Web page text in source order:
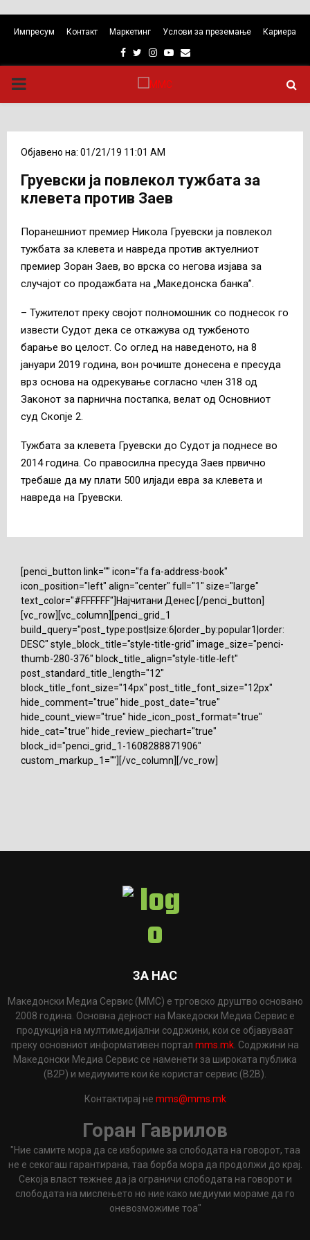
Импресум Контакт Маркетинг Услови за преземање Кариера
Facebook
TwitterInstagram
Youtube
Email
PRIMARY
Објавено на: 01/21/19 11:01 AM
Груевски ја повлекол тужбата за
клевета против Заев
Поранешниот премиер Никола Груевски ја повлекол
тужбата за клевета и навреда против актуелниот
премиер Зоран Заев, во врска со негова изјава за
случајот со продажбата на „Македонска банка”.
– Тужителот преку својот полномошник со поднесок го
извести Судот дека се откажува од тужбеното
барање во целост. Со оглед на наведеното, на 8
јануари 2019 година, вон рочиште донесена е пресуда
врз основа на одрекување согласно член 318 од
Законот за парнична постапка, велат од Основниот
суд Скопје 2.
Тужбата за клевета Груевски до Судот ја поднесе во
2014 година. Со правосилна пресуда Заев првично
требаше да му плати 500 илјади евра за клевета и
навреда на Груевски.
[penci_button link="" icon="fa fa-address-book"
icon_position="left" align="center" full="1" size="large"
text_color="#FFFFFF"]Најчитани Денес [/penci_button]
[vc_row][vc_column][penci_grid_1
build_query="post_type:post|size:6|order_by:popular1|order:
DESC" style_block_title="style-title-grid" image_size="penci-
thumb-280-376" block_title_align="style-title-left"
post_standard_title_length="12"
block_title_font_size="14px" post_title_font_size="12px"
hide_comment="true" hide_post_date="true"
hide_count_view="true" hide_icon_post_format="true"
hide_cat="true" hide_review_piechart="true"
block_id="penci_grid_1-1608288871906"
custom_markup_1=""][/vc_column][/vc_row]
ЗА НАС
Македонски Медиа Сервис (ММС) е трговско друштво основано
2008 година. Основна дејност на Македоски Медиа Сервис е
продукција на мултимедијални содржини, кои се објавуваат
преку основниот информативен портал mms.mk . Содржини на
Македонски Медиа Сервис се наменети за широката публика
(B2P) и медиумите кои ќе користат сервис (B2B).
Контактирај не mms@mms.mk
Горан Гаврилов
"Ние самите мора да се избориме за слободата на говорот, таа
не е секогаш гарантирана, таа борба мора да продолжи до крај.
Секоја власт тежнее да ја ограничи слободата на говорот и
слободата на мислењето но ние како медиуми мораме да го
оневозможиме тоа"